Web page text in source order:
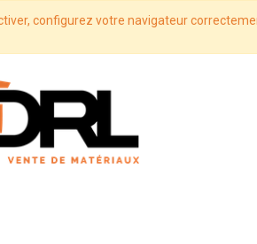
configurez votre navigateur